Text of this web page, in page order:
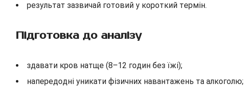
результат зазвичай готовий у короткий термін.
Підготовка до аналізу
здавати кров натще (8–12 годин без їжі);
напередодні уникати фізичних навантажень та алкоголю;